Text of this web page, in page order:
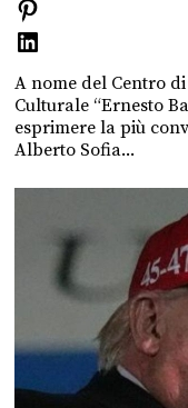
A nome del Centro
Culturale “Ernesto
esprimere la più
Alberto Sofia...